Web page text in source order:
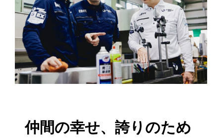
仲間の幸せ、誇りのため